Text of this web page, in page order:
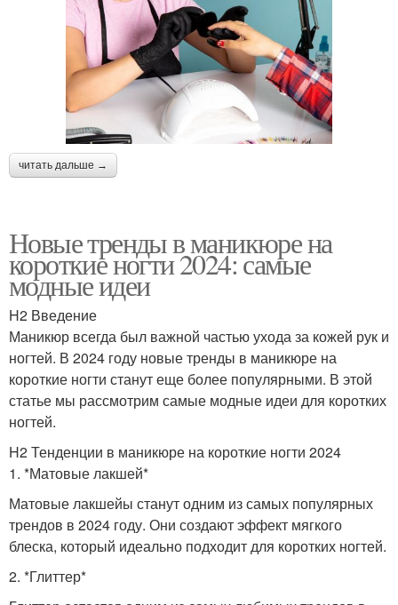
читать дальше →
Новые тренды в маникюре на
короткие ногти 2024: самые
модные идеи
H2 Введение
Маникюр всегда был важной частью ухода за кожей рук и
ногтей. В 2024 году новые тренды в маникюре на
короткие ногти станут еще более популярными. В этой
статье мы рассмотрим самые модные идеи для коротких
ногтей.
H2 Тенденции в маникюре на короткие ногти 2024
1. *Матовые лакшей*
Матовые лакшейы станут одним из самых популярных
трендов в 2024 году. Они создают эффект мягкого
блеска, который идеально подходит для коротких ногтей.
2. *Глиттер*